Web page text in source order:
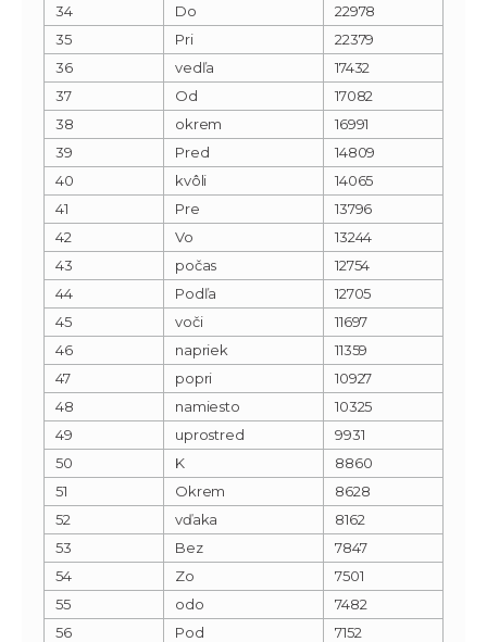
34
Do
22978
35
Pri
22379
36
vedľa
17432
37
Od
17082
38
okrem
16991
39
Pred
14809
40
kvôli
14065
41
Pre
13796
42
Vo
13244
43
počas
12754
44
Podľa
12705
45
voči
11697
46
napriek
11359
47
popri
10927
48
namiesto
10325
49
uprostred
9931
50
K
8860
51
Okrem
8628
52
vďaka
8162
53
Bez
7847
54
Zo
7501
55
odo
7482
56
Pod
7152